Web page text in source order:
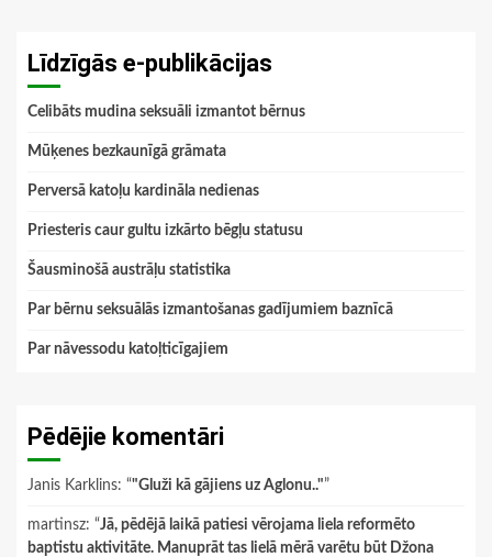
Līdzīgās e-publikācijas
Celibāts mudina seksuāli izmantot bērnus
Mūķenes bezkaunīgā grāmata
Perversā katoļu kardināla nedienas
Priesteris caur gultu izkārto bēgļu statusu
Šausminošā austrāļu statistika
Par bērnu seksuālās izmantošanas gadījumiem baznīcā
Par nāvessodu katoļticīgajiem
Pēdējie komentāri
Janis Karklins: “"Gluži kā gājiens uz Aglonu.."”
martinsz: “Jā, pēdējā laikā patiesi vērojama liela reformēto
baptistu aktivitāte. Manuprāt tas lielā mērā varētu būt Džona